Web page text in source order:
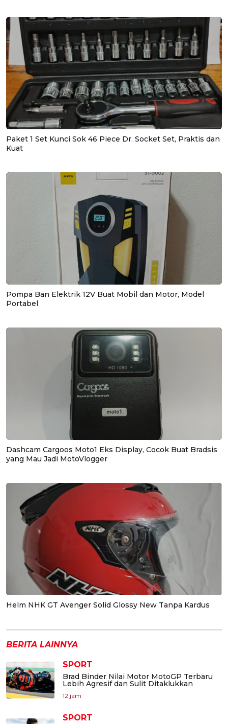
Paket 1 Set Kunci Sok 46 Piece Dr. Socket Set, Praktis dan
Kuat
Pompa Ban Elektrik 12V Buat Mobil dan Motor, Model
Portabel
Dashcam Cargoos Moto1 Eks Display, Cocok Buat Bradsis
yang Mau Jadi MotoVlogger
Helm NHK GT Avenger Solid Glossy New Tanpa Kardus
BERITA LAINNYA
SPORT
Brad Binder Nilai Motor MotoGP Terbaru
Lebih Agresif dan Sulit Ditaklukkan
12 jam
SPORT